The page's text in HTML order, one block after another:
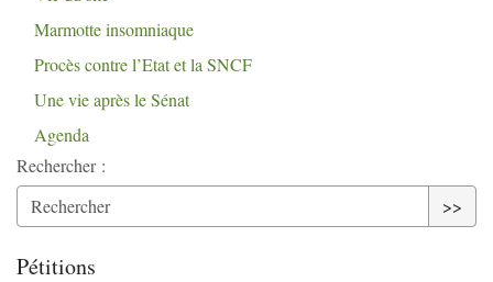
Marmotte insomniaque
Procès contre l’Etat et la SNCF
Une vie après le Sénat
Agenda
Rechercher :
>>
Pétitions